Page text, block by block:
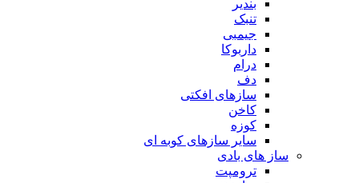
بندیر
تنبک
جیمبی
داربوکا
درام
دف
سازهای افکتی
کاخن
کوزه
سایر سازهای کوبه ای
ساز های بادی
ترومپت